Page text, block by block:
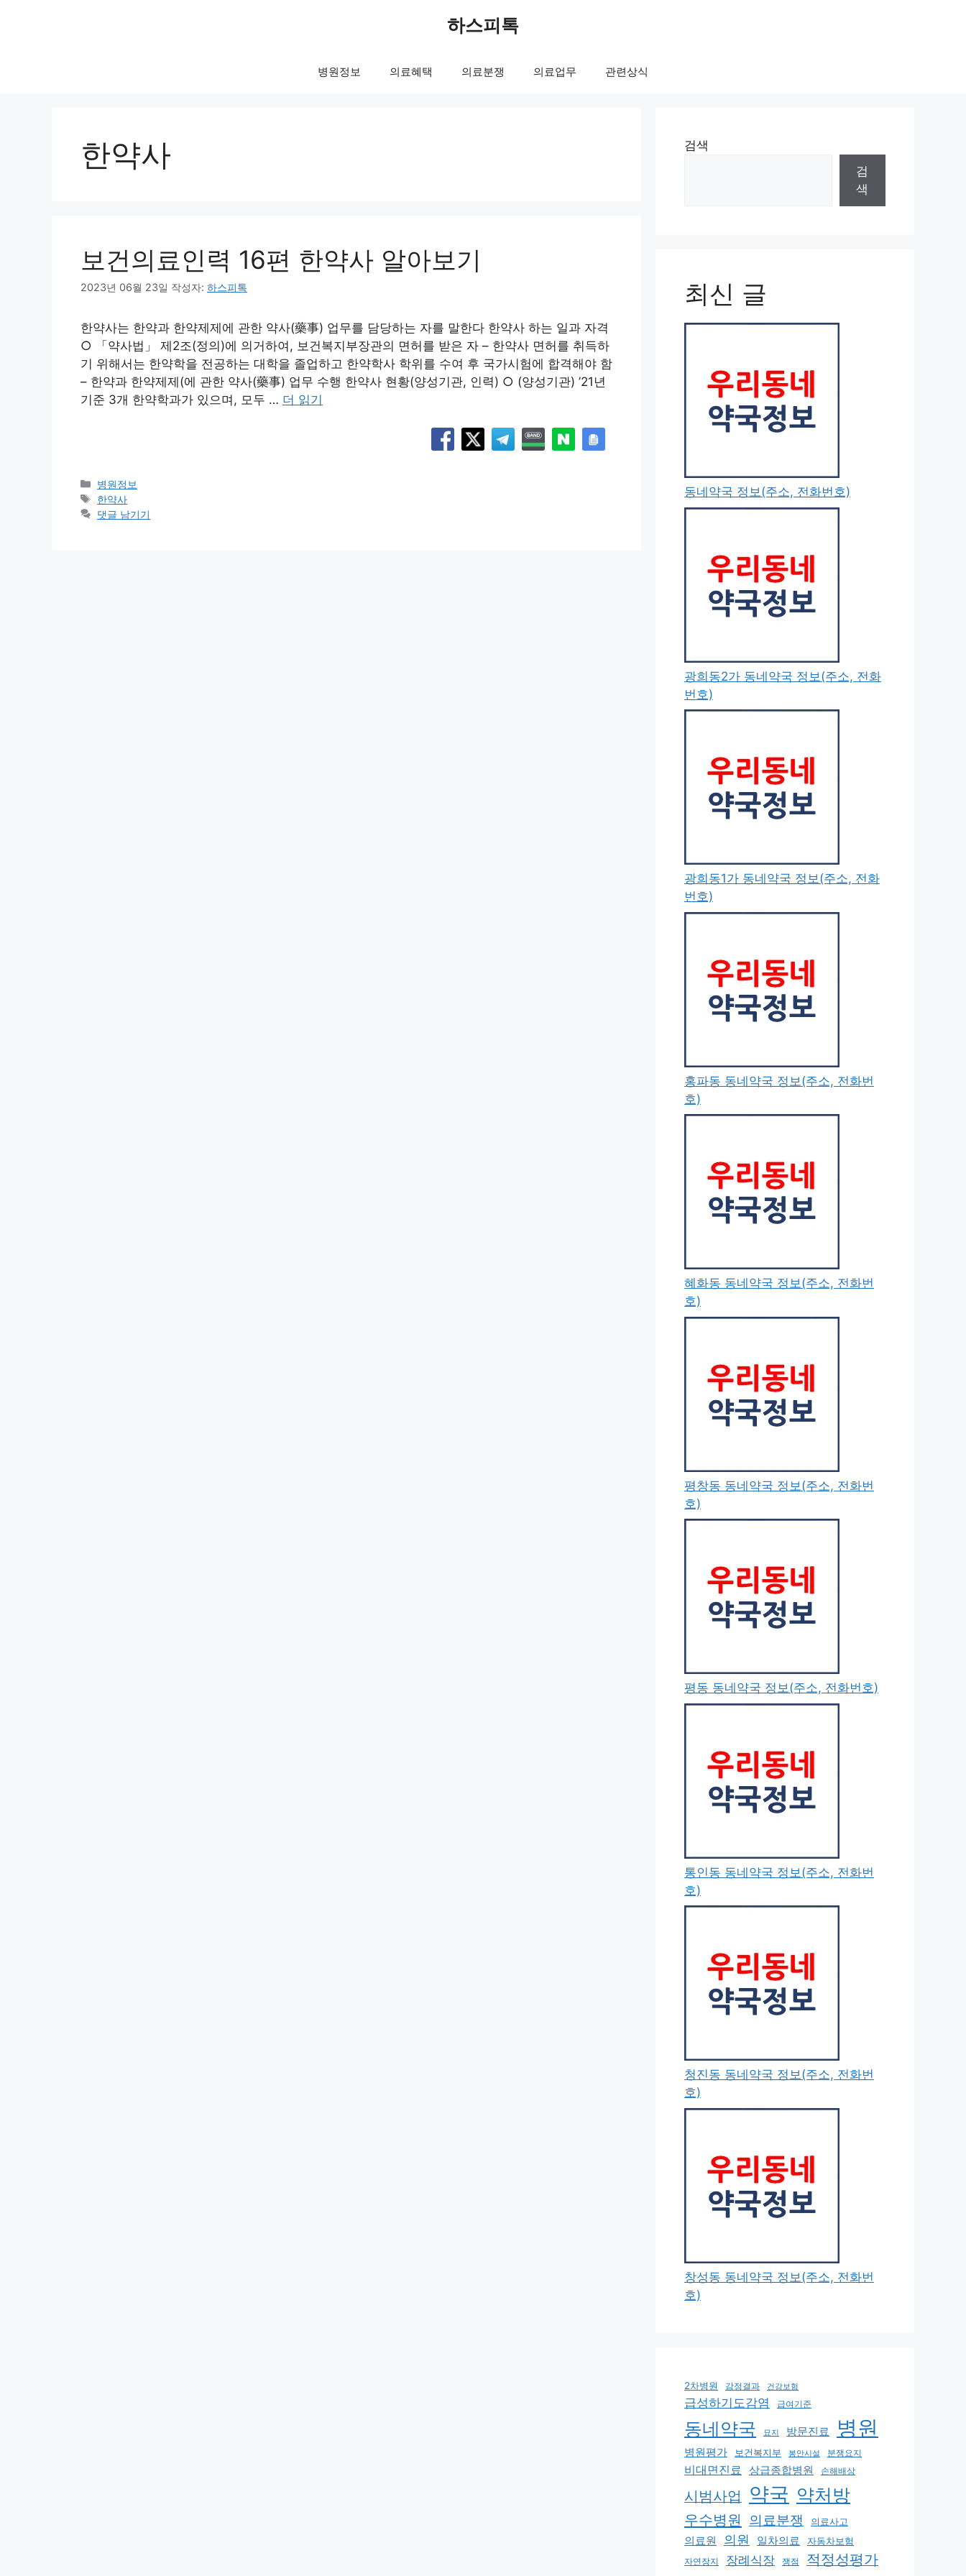
하스피톡
병원정보 의료혜택 의료분쟁 의료업무 관련상식
한약사
보건의료인력 16편 한약사 알아보기
2023년 06월 23일 작성자: 하스피톡
한약사는 한약과 한약제제에 관한 약사(藥事) 업무를 담당하는 자를 말한다 한약사 하는 일과 자격
○ 「약사법」 제2조(정의)에 의거하여, 보건복지부장관의 면허를 받은 자 – 한약사 면허를 취득하
기 위해서는 한약학을 전공하는 대학을 졸업하고 한약학사 학위를 수여 후 국가시험에 합격해야 함
– 한약과 한약제제(에 관한 약사(藥事) 업무 수행 한약사 현황(양성기관, 인력) ○ (양성기관) ’21년
기준 3개 한약학과가 있으며, 모두 … 더 읽기
카
테
고
병원정보
태
그
한약사
댓글 남기기
검색
검
색
최신 글
동네약국 정보(주소, 전화번호)
광희동2가 동네약국 정보(주소, 전화
번호)
광희동1가 동네약국 정보(주소, 전화
번호)
홍파동 동네약국 정보(주소, 전화번
호)
혜화동 동네약국 정보(주소, 전화번
호)
평창동 동네약국 정보(주소, 전화번
호)
평동 동네약국 정보(주소, 전화번호)
통인동 동네약국 정보(주소, 전화번
호)
청진동 동네약국 정보(주소, 전화번
호)
창성동 동네약국 정보(주소, 전화번
호)
2차병원 감정결과 건강보험
급성하기도감염 급여기준
동네약국 묘지 방문진료 병원
병원평가 보건복지부 봉안시설 분쟁요지
비대면진료 상급종합병원 손해배상
시범사업 약국 약처방
우수병원 의료분쟁 의료사고
의료원 의원 일차의료 자동차보험
자연장지 장례식장 쟁점 적정성평가